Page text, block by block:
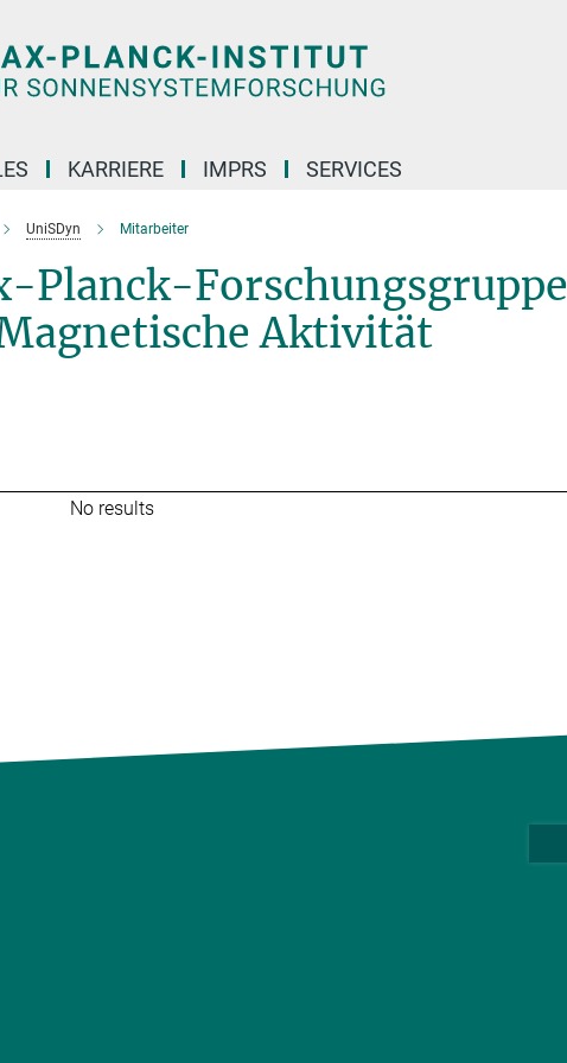
KARRIERE IMPRS SERVICES
UniSDyn Mitarbeiter
Planck-Forschungsgruppe
Aktivität
No results